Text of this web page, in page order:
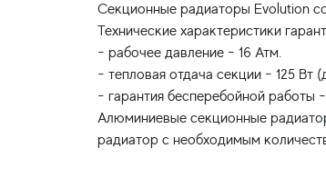
Секционные радиаторы Evolution
Технические характеристики
- рабочее давление - 16 Атм.
- тепловая отдача секции - 125 Вт
- гарантия бесперебойной работы -
Алюминиевые секционные